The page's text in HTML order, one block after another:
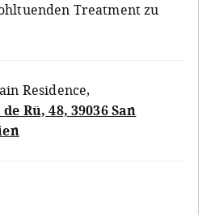
Treatment zu
Residence,
Rü, 48, 39036 San